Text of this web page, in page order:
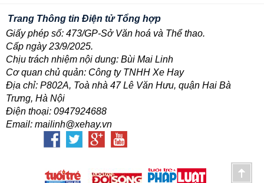
Trang Thông tin Điện tử Tổng hợp
Giấy phép số: 473/GP-Sở Văn hoá và Thể thao.
Cấp ngày 23/9/2025.
Chịu trách nhiệm nội dung: Bùi Mai Linh
Cơ quan chủ quản: Công ty TNHH Xe Hay
Địa chỉ: P802A, Toà nhà 47 Lê Văn Hưu, quận Hai Bà
Trưng, Hà Nội
Điện thoại: 0947924688
Email: mailinh@xehay.vn